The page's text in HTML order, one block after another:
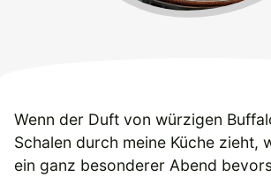
Wenn der Duft von würzigen
Schalen durch meine Küche zieht,
ein ganz besonderer Abend